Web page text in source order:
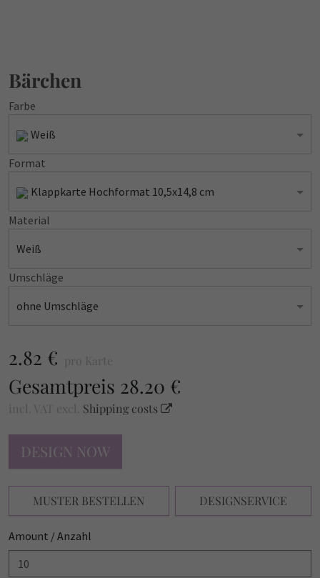
Bärchen
Farbe
Weiß
Format
Klappkarte Hochformat 10,5x14,8 cm
Material
Weiß
Umschläge
ohne Umschläge
2.82 € pro Karte
Gesamtpreis 28.20 €
incl. VAT excl. Shipping costs
DESIGN NOW
MUSTER BESTELLEN DESIGNSERVICE
Amount / Anzahl